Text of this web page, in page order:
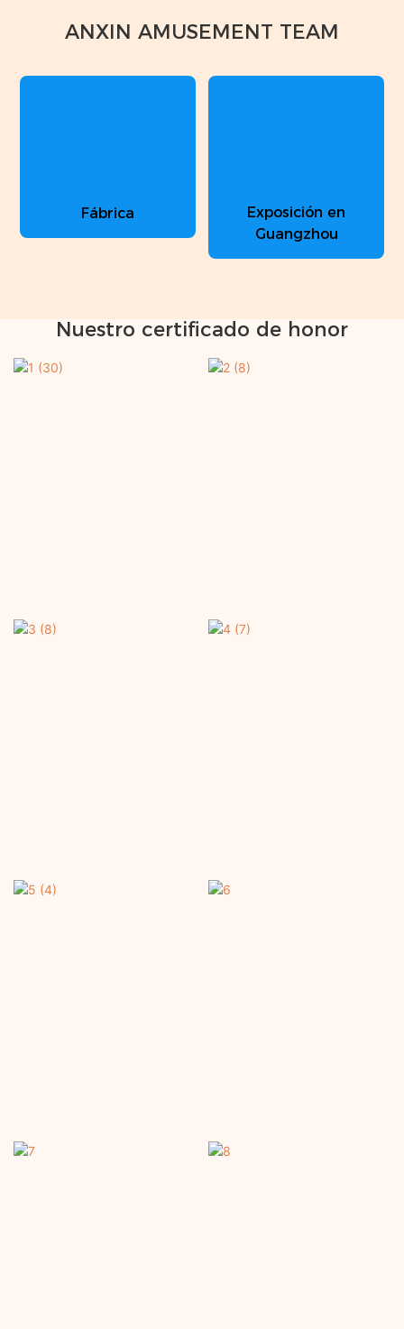
ANXIN AMUSEMENT TEAM
Fábrica
Exposición en
Guangzhou
Nuestro certificado de honor